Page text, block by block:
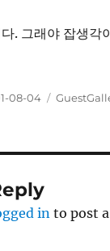
. 그래야 잡생각
08-04
in to post